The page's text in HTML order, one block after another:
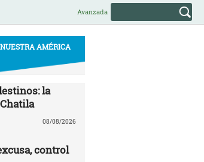
Avanzada
AMÉRICA
la
08/08/2026
control